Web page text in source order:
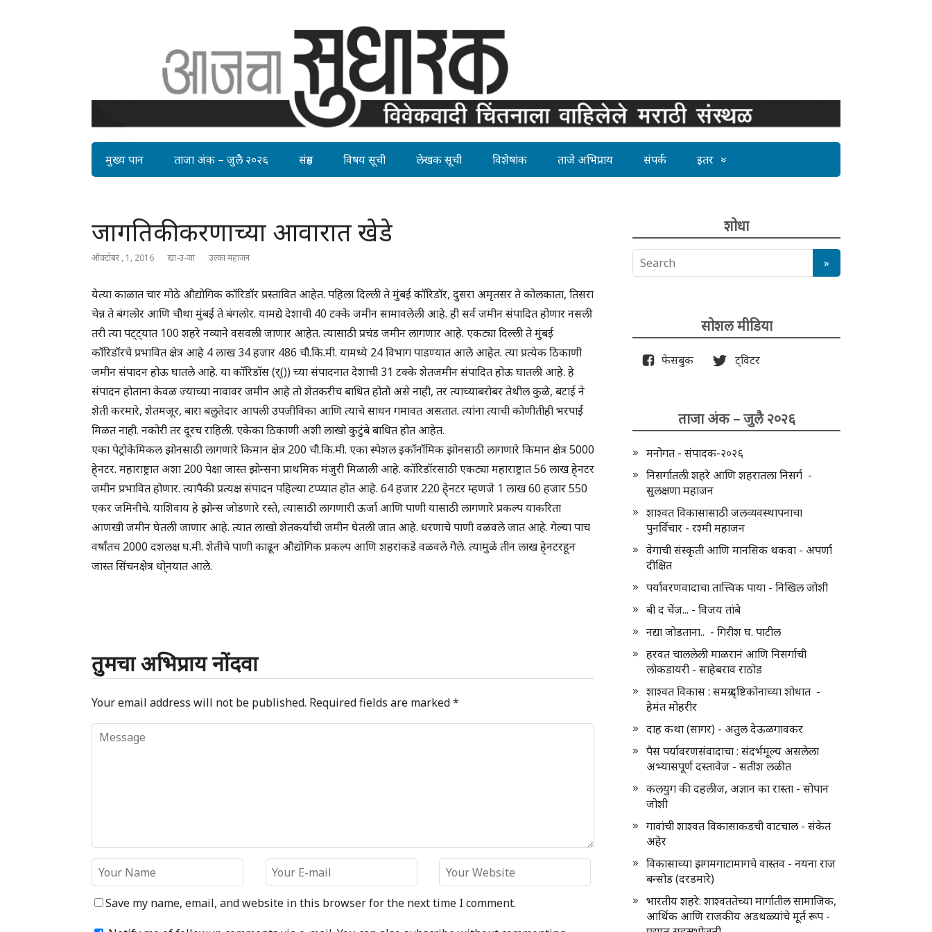
मुख्य पान ताजा अंक – जुलै २०२६ संग्रह विषय सूची लेखक सूची विशेषांक ताजे अभिप्राय संपर्क इतर
जागतिकीकरणाच्या आवारात खेडे
ऑक्टोबर , 1, 2016 खा-उ-जा उल्का महाजन
येत्या काळात चार मोठे औद्योगिक कॉरिडॉर प्रस्तावित आहेत. पहिला दिल्ली ते मुंबई कॉरिडॉर, दुसरा अमृतसर ते कोलकाता, तिसरा
चेन्न ते बंगलोर आणि चौथा मुंबई ते बंगलोर. यामद्ये देशाची 40 टक्के जमीन सामावलेली आहे. ही सर्व जमीन संपादित होणार नसली
तरी त्या पट्ट्यात 100 शहरे नव्याने वसवली जाणार आहेत. त्यासाठी प्रचंड जमीन लागणार आहे. एकट्या दिल्ली ते मुंबई
कॉरिडॉरचे प्रभावित क्षेत्र आहे 4 लाख 34 हजार 486 चौ.कि.मी. यामध्ये 24 विभाग पाडण्यात आले आहेत. त्या प्रत्येक ठिकाणी
जमीन संपादन होऊ घातले आहे. या कॉरिडॉस (र्()) च्या संपादनात देशाची 31 टक्के शेतजमीन संपादित होऊ घातली आहे. हे
संपादन होताना केवळ ज्याच्या नावावर जमीन आहे तो शेतकरीच बाधित होतो असे नाही, तर त्याच्याबरोबर तेथील कुळे, बटाई ने
शेती करमारे, शेतमजूर, बारा बलुतेदार आपली उपजीविका आणि त्याचे साधन गमावत असतात. त्यांना त्याची कोणीतीही भरपाई
मिळत नाही. नकोरी तर दूरच राहिली. एकेका ठिकाणी अशी लाखो कुटुंबे बाधित होत आहेत.
एका पेट्रोकेमिकल झोनसाठी लागणारे किमान क्षेत्र 200 चौ.कि.मी. एका स्पेशल इकॉनॉमिक झोनसाठी लागणारे किमान क्षेत्र 5000
हे्नटर. महाराष्ट्रात अशा 200 पेक्षा जास्त झोन्सना प्राथमिक मंजुरी मिळाली आहे. कॉरिडॉरसाठी एकट्या महाराष्ट्रात 56 लाख हे्नटर
जमीन प्रभावित होणार. त्यापैकी प्रत्यक्ष संपादन पहिल्या टप्प्यात होत आहे. 64 हजार 220 हे्नटर म्हणजे 1 लाख 60 हजार 550
एकर जमिनीचे. याशिवाय हे झोन्स जोडणारे रस्ते, त्यासाठी लागणारी ऊर्जा आणि पाणी यासाठी लागणारे प्रकल्प याकरिता
आणखी जमीन घेतली जाणार आहे. त्यात लाखो शेतकर्यांची जमीन घेतली जात आहे. धरणाचे पाणी वळवले जात आहे. गेल्या पाच
वर्षांतच 2000 दशलक्ष घ.मी. शेतीचे पाणी काढून औद्योगिक प्रकल्प आणि शहरांकडे वळवले गेेले. त्यामुळे तीन लाख हे्नटरहून
जास्त सिंचनक्षेत्र धो्नयात आले.
तुमचा अभिप्राय नोंदवा
Your email address will not be published. Required fields are marked*
Save my name, email, and website in this browser for the next time I comment.
शोधा
सोशल मीडिया
फेसबुक ट्विटर
ताजा अंक – जुलै २०२६
मनोगत - संपादक-२०२६
निसर्गातली शहरे आणि शहरातला निसर्ग -
सुलक्षणा महाजन
शाश्वत विकासासाठी जलव्यवस्थापनाचा
पुनर्विचार - रश्मी महाजन
वेगाची संस्कृती आणि मानसिक थकवा - अपर्णा
दीक्षित
पर्यावरणवादाचा तात्त्विक पाया - निखिल जोशी
बी द चेंज... - विजय तांबे
नद्या जोडताना.. - गिरीश घ. पाटील
हरवत चाललेली माळरानं आणि निसर्गाची
लोकडायरी - साहेबराव राठोड
शाश्वत विकास : समग्र दृष्टिकोनाच्या शोधात -
हेमंत मोहरीर
दाह कथा (सागर) - अतुल देऊळगावकर
पैस पर्यावरणसंवादाचा : संदर्भमूल्य असलेला
अभ्यासपूर्ण दस्तावेज - सतीश लळीत
कलयुग की दहलीज, अज्ञान का रास्ता - सोपान
जोशी
गावांची शाश्वत विकासाकडची वाटचाल - संकेत
अहेर
विकासाच्या झगमगाटामागचे वास्तव - नयना राज
बन्सोड (दरडमारे)
भारतीय शहरे: शाश्वततेच्या मार्गातील सामाजिक,
आर्थिक आणि राजकीय अडथळ्यांचे मूर्त रूप -